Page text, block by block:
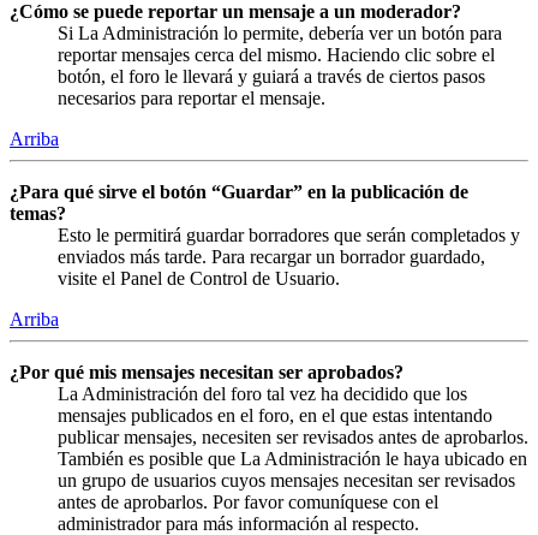
¿Cómo se puede reportar un mensaje a un moderador?
Si La Administración lo permite, debería ver un botón para
reportar mensajes cerca del mismo. Haciendo clic sobre el
botón, el foro le llevará y guiará a través de ciertos pasos
necesarios para reportar el mensaje.
Arriba
¿Para qué sirve el botón “Guardar” en la publicación de
temas?
Esto le permitirá guardar borradores que serán completados y
enviados más tarde. Para recargar un borrador guardado,
visite el Panel de Control de Usuario.
Arriba
¿Por qué mis mensajes necesitan ser aprobados?
La Administración del foro tal vez ha decidido que los
mensajes publicados en el foro, en el que estas intentando
publicar mensajes, necesiten ser revisados antes de aprobarlos.
También es posible que La Administración le haya ubicado en
un grupo de usuarios cuyos mensajes necesitan ser revisados
antes de aprobarlos. Por favor comuníquese con el
administrador para más información al respecto.